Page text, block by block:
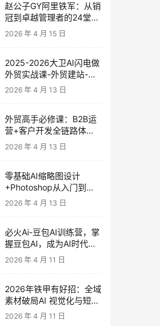
赵公子GY阿里铁军：从销
冠到卓越管理者的24堂实
战课
2026 年 4 月 15 日
2025-2026大卫AI闪电做
外贸实战课-外贸建站-开
发客户-内容营销-从0到3
2026 年 4 月 13 日
外贸高手必修课：B2B运
营+客户开发全链路体系
课 | 从0到1成为外贸精英
2026 年 4 月 13 日
零基础AI缩略图设计
+Photoshop从入门到精
通 全套教程（含形象照拍
2026 年 4 月 13 日
必火Ai-豆包AI训练营，掌
握豆包AI，成为AI时代的
全能型人才
2026 年 4 月 11 日
2026年铁甲有好招：全域
素材破局AI 视觉化与短剧
营销实战指南——高效增
2026 年 4 月 11 日